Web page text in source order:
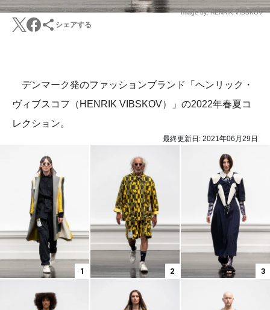
Image by: HENRIK VIBSKOV
シェアする
デンマーク発のファッションブランド「ヘンリック・
ヴィブスコフ（HENRIK VIBSKOV）」の2022年春夏コ
レクション。
最終更新日: 2021年06月29日
1 2 3